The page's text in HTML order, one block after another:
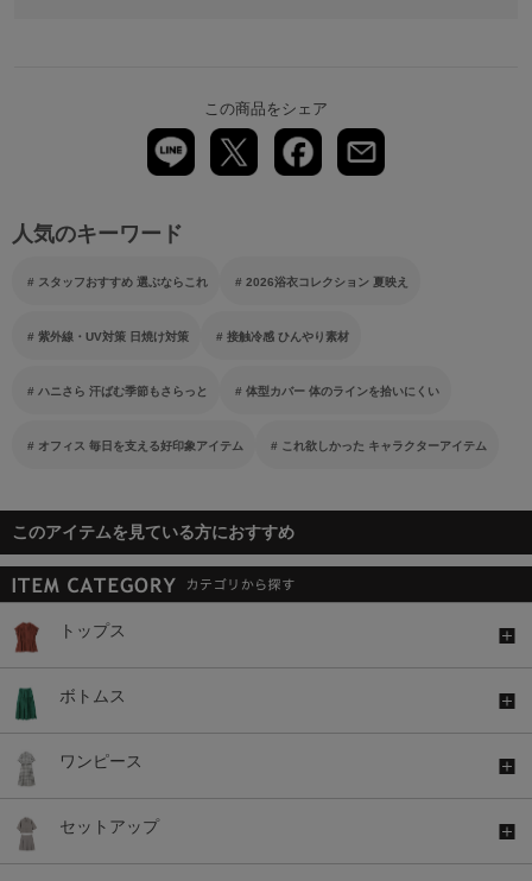
この商品をシェア
人気のキーワード
スタッフおすすめ 選ぶならこれ 2026浴衣コレクション 夏映え
紫外線・UV対策 日焼け対策 接触冷感 ひんやり素材
ハニさら 汗ばむ季節もさらっと 体型カバー 体のラインを拾いにくい
オフィス 毎日を支える好印象アイテム これ欲しかった キャラクターアイテム
このアイテムを見ている方におすすめ
トップス
ボトムス
ワンピース
セットアップ